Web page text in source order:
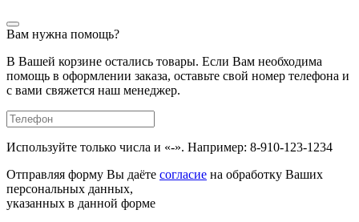
Вам нужна помощь?
В Вашей корзине остались товары. Если Вам необходима
помощь в оформлении заказа, оставьте свой номер телефона и
с вами свяжется наш менеджер.
Используйте только числа и «-». Например: 8-910-123-1234
Отправляя форму Вы даёте согласие на обработку Ваших
персональных данных,
указанных в данной форме